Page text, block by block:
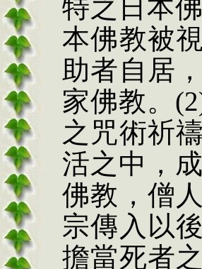
特之日本
本佛教被
助者自居
家佛教。
之咒術祈
活之中，
佛教，僧
宗傳入以
擔當死者